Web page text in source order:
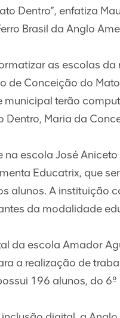
Dentro”, enfatiza
Brasil da Anglo
as escolas
de Conceição do
terão
Maria da
escola José
Educatrix, que
alunos. A instituição
da modalidade
da escola Amador
a realização de
196 alunos, do